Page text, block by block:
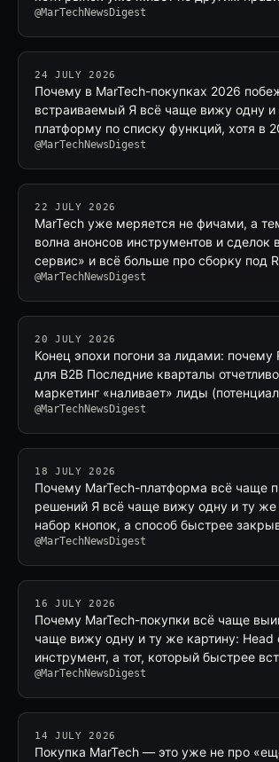
@MarTechNewsDigest
24 JULY 2026
Почему в MarTech-покупках 2026
встраиваемый Я всё чаще вижу одну
платформу по списку функций, хотя в
@MarTechNewsDigest
22 JULY 2026
MarTech уже меряется не фичами, а
волна анонсов инструментов и
сервис» и всё больше про сборку под
@MarTechNewsDigest
20 JULY 2026
Конец эпохи погони за лидами:
для B2B Последние кварталы
маркетинг «наливает» лиды
@MarTechNewsDigest
18 JULY 2026
Почему MarTech-платформа всё чаще
решений Я всё чаще вижу одну и ту
набор кнопок, а способ быстрее
@MarTechNewsDigest
16 JULY 2026
Почему MarTech-покупки всё чаще
чаще вижу одну и ту же картину:
инструмент, а тот, который быстрее
@MarTechNewsDigest
14 JULY 2026
Покупка MarTech — это уже не про